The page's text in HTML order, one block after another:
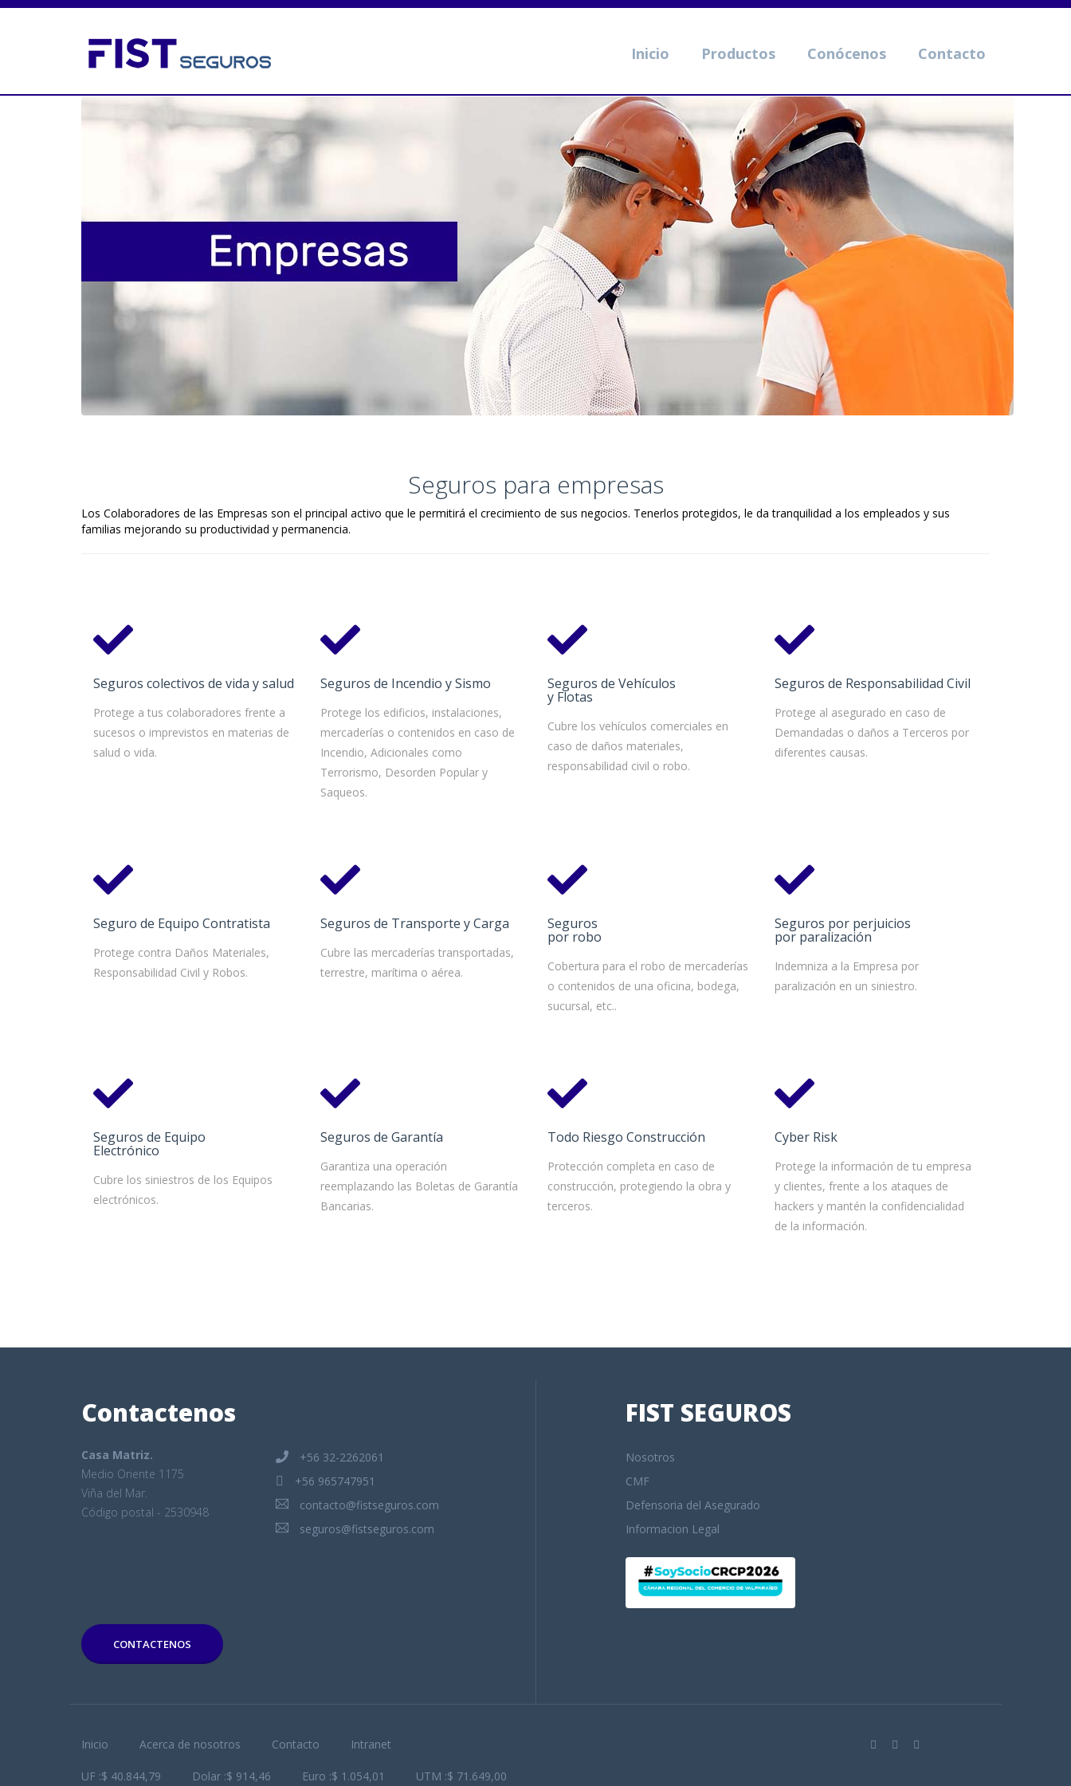
Inicio Productos Conócenos Contacto
Seguros para empresas
Los Colaboradores de las Empresas son el principal activo que le permitirá el crecimiento de sus negocios. Tenerlos protegidos, le da tranquilidad a los empleados y sus
familias mejorando su productividad y permanencia.
Seguros colectivos de vida y salud
Protege a tus colaboradores frente a
sucesos o imprevistos en materias de
salud o vida.
Seguros de Incendio y Sismo
Protege los edificios, instalaciones,
mercaderías o contenidos en caso de
Incendio, Adicionales como
Terrorismo, Desorden Popular y
Saqueos.
Seguros de Vehículos
y Flotas
Cubre los vehículos comerciales en
caso de daños materiales,
responsabilidad civil o robo.
Seguros de Responsabilidad Civil
Protege al asegurado en caso de
Demandadas o daños a Terceros por
diferentes causas.
Seguro de Equipo Contratista
Protege contra Daños Materiales,
Responsabilidad Civil y Robos.
Seguros de Transporte y Carga
Cubre las mercaderías transportadas,
terrestre, marítima o aérea.
Seguros
por robo
Cobertura para el robo de mercaderías
o contenidos de una oficina, bodega,
sucursal, etc..
Seguros por perjuicios
por paralización
Indemniza a la Empresa por
paralización en un siniestro.
Seguros de Equipo
Electrónico
Cubre los siniestros de los Equipos
electrónicos.
Seguros de Garantía
Garantiza una operación
reemplazando las Boletas de Garantía
Bancarias.
Todo Riesgo Construcción
Protección completa en caso de
construcción, protegiendo la obra y
terceros.
Cyber Risk
Protege la información de tu empresa
y clientes, frente a los ataques de
hackers y mantén la confidencialidad
de la información.
Contactenos
Casa Matriz.
Medio Oriente 1175
Viña del Mar.
Código postal - 2530948
+56 32-2262061
+56 965747951
contacto@fistseguros.com
seguros@fistseguros.com
CONTACTENOS
FIST SEGUROS
Nosotros
CMF
Defensoria del Asegurado
Informacion Legal
Inicio Acerca de nosotros Contacto Intranet
UF :$ 40.844,79 Dolar :$ 914,46 Euro :$ 1.054,01 UTM :$ 71.649,00